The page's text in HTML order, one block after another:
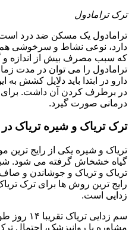
ترک ترامادول
ترامادول یک مسکن ضد درد
دارد، نوعی نشاط و سرخوشی
که سبب مصرف بیش از اندازه و
ترامادول را می توان در مدت
دارو در ابتدا باید دلایل کشش
در برطرف کردن آن داشت. برای
درمانی صورت گیرد.
ترک تریاک و شیره تریاک
تریاک و شیره یکی از رایج ترین
گیاه خشخاش گرفته می شود.
تریاک و تریاک و جوشاندن و
رایج ترین روش ها برای ترک
زدایی است.
سم زدایی
مشاوره با روانپزشک، احتمال